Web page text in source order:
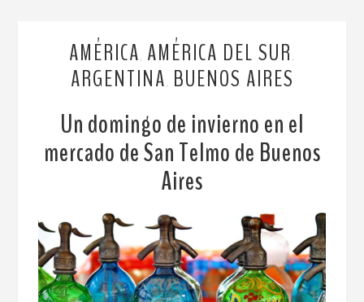
AMÉRICA AMÉRICA DEL SUR
ARGENTINA BUENOS AIRES
Un domingo de invierno en el
mercado de San Telmo de Buenos
Aires